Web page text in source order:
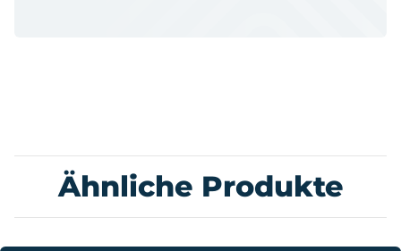
Ähnliche Produkte